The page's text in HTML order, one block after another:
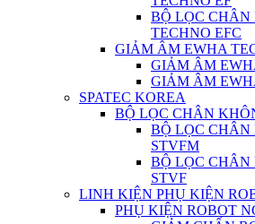
BỘ LỌC CHÂN
TECHNO EFC
GIẢM ÂM EWHA
GIẢM ÂM
GIẢM ÂM
SPATEC KOREA
BỘ LỌC CHÂN
BỘ LỌC CHÂN
STVFM
BỘ LỌC CHÂN
STVF
LINH KIỆN PHỤ KIỆN
PHỤ KIỆN ROBOT